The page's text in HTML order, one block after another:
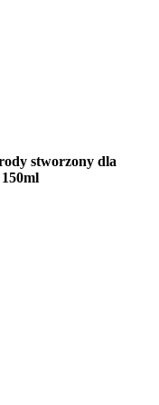
stworzony dla